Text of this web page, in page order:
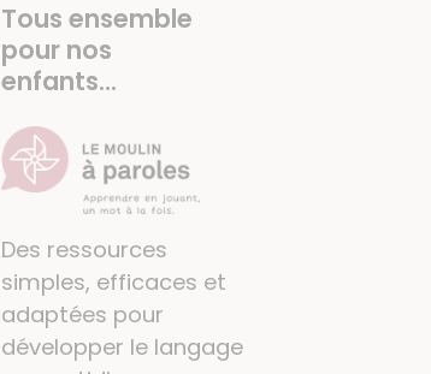
Tous ensemble
pour nos
enfants...
Des ressources
simples, efficaces et
adaptées pour
développer le langage